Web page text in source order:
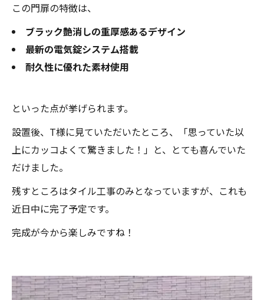
この門扉の特徴は、
ブラック艶消しの重厚感あるデザイン
最新の電気錠システム搭載
耐久性に優れた素材使用
といった点が挙げられます。
設置後、T様に見ていただいたところ、「思っていた以
上にカッコよくて驚きました！」と、とても喜んでいた
だけました。
残すところはタイル工事のみとなっていますが、これも
近日中に完了予定です。
完成が今から楽しみですね！